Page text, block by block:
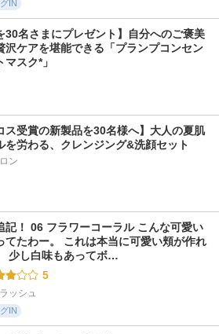
IN
30名さまにプレゼント】自分へのご褒美
沢ケアを堪能できる「プランプコンセン
マスク*」
ス受賞の新製品を30名様へ】大人の夏肌
を労わる、クレンジング&洗顔セット
ン
記！ 06 フラワーコーラル こんな可愛い
てたわー。 これは本当に可愛い頬が作れ
少し白味もあってボ…
5
ッシュ
IN